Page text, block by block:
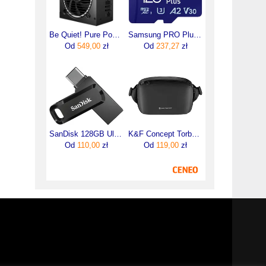
Od 549,00zł
Od 237,27zł
Od 110,00 zł
Od 119,00 zł